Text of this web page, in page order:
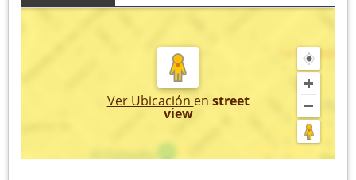
Ver Ubicación en street
view